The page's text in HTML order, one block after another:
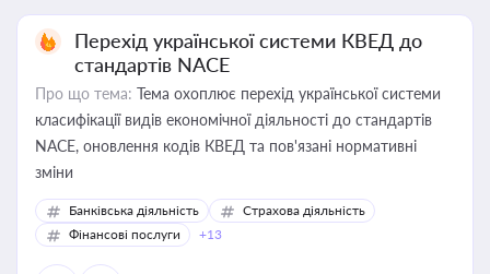
Перехід української системи КВЕД до
стандартів NACE
Про що тема: Тема охоплює перехід української системи
класифікації видів економічної діяльності до стандартів
NACE, оновлення кодів КВЕД та пов'язані нормативні
зміни
Банківська діяльність
Страхова діяльність
Фінансові послуги
+13